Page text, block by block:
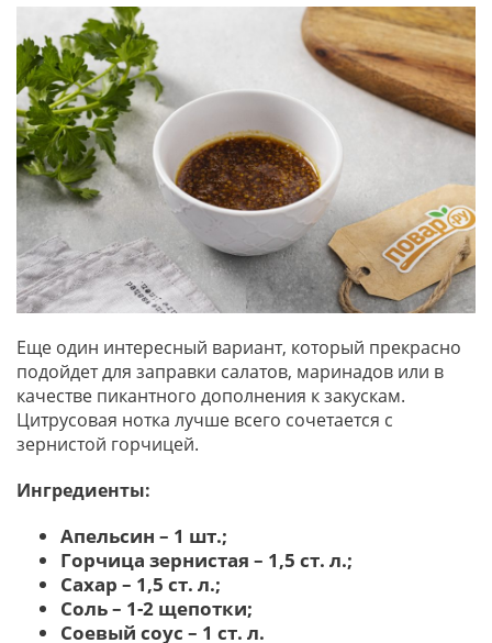
Еще один интересный вариант, который прекрасно
подойдет для заправки салатов, маринадов или в
качестве пикантного дополнения к закускам.
Цитрусовая нотка лучше всего сочетается с
зернистой горчицей.
Ингредиенты:
Апельсин – 1 шт.;
Горчица зернистая – 1,5 ст. л.;
Сахар – 1,5 ст. л.;
Соль – 1-2 щепотки;
Соевый соус – 1 ст. л.